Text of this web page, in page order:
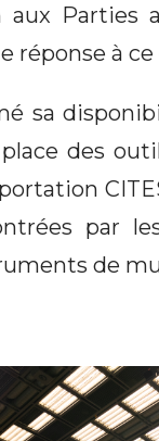
aux Parties
réponse à
sa
des
par
de